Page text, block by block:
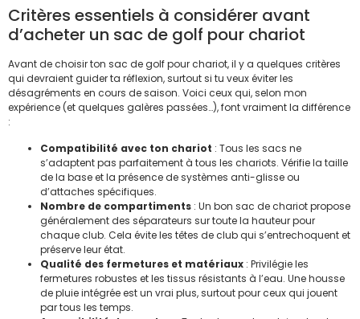
Critères essentiels à considérer avant
d’acheter un sac de golf pour chariot
Avant de choisir ton sac de golf pour chariot, il y a quelques critères
qui devraient guider ta réflexion, surtout si tu veux éviter les
désagréments en cours de saison. Voici ceux qui, selon mon
expérience (et quelques galères passées…), font vraiment la différence
:
Compatibilité avec ton chariot : Tous les sacs ne
s’adaptent pas parfaitement à tous les chariots. Vérifie la taille
de la base et la présence de systèmes anti-glisse ou
d’attaches spécifiques.
Nombre de compartiments : Un bon sac de chariot propose
généralement des séparateurs sur toute la hauteur pour
chaque club. Cela évite les têtes de club qui s’entrechoquent et
préserve leur état.
Qualité des fermetures et matériaux : Privilégie les
fermetures robustes et les tissus résistants à l’eau. Une housse
de pluie intégrée est un vrai plus, surtout pour ceux qui jouent
par tous les temps.